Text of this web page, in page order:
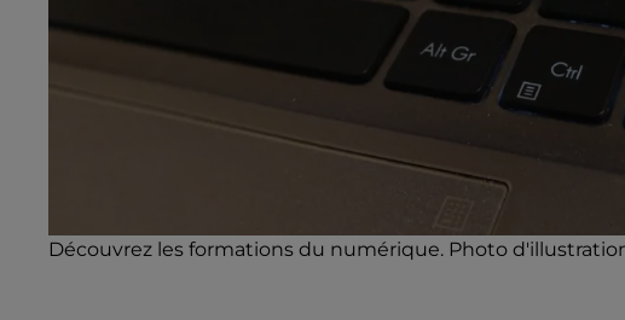
Découvrez les formations du numérique. Photo